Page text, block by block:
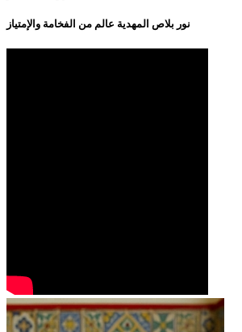
نور بلاص المهدية عالم من الفخامة والإمتياز